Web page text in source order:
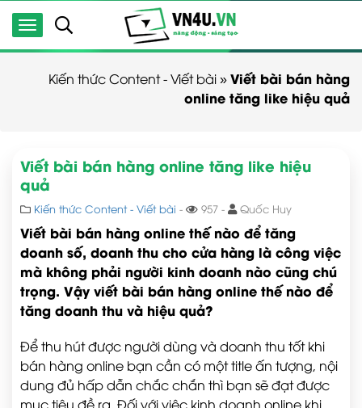
Kiến thức Content - Viết bài»Viết bài bán hàng
online tăng like hiệu quả
Viết bài bán hàng online tăng like hiệu
quả
Kiến thức Content - Viết bài - 957 - Quốc Huy
Viết bài bán hàng online thế nào để tăng
doanh số, doanh thu cho cửa hàng là công việc
mà không phải người kinh doanh nào cũng chú
trọng. Vậy viết bài bán hàng online thế nào để
tăng doanh thu và hiệu quả?
Để thu hút được người dùng và doanh thu tốt khi
bán hàng online bạn cần có một title ấn tượng, nội
dung đủ hấp dẫn chắc chắn thì bạn sẽ đạt được
mục tiêu đề ra. Đối với việc kinh doanh online khi